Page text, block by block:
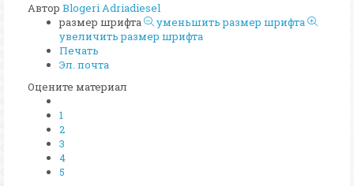
Автор Blogeri Adriadiesel
размер шрифта
уменьшить размер шрифта
увеличить размер шрифта
Печать
Эл. почта
Оцените материал
1
2
3
4
5